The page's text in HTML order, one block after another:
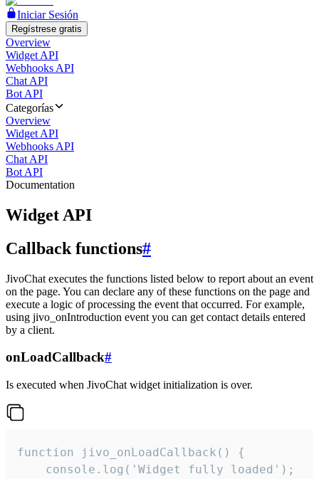
Iniciar Sesión
Regístrese gratis
Overview
Widget API
Webhooks API
Chat API
Bot API
Categorías
Overview
Widget API
Webhooks API
Chat API
Bot API
Documentation
Widget API
Callback functions#
JivoChat executes the functions listed below to report about an event
on the page. You can declare any of these functions on the page and
execute a logic of processing the event that occurred. For example,
using jivo_onIntroduction event you can get contact details entered
by a client.
onLoadCallback#
Is executed when JivoChat widget initialization is over.
function jivo_onLoadCallback() {
    console.log('Widget fully loaded');